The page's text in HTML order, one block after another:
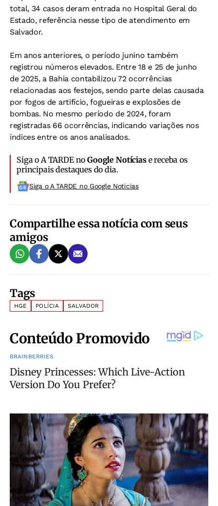
total, 34 casos deram entrada no Hospital Geral do
Estado, referência nesse tipo de atendimento em
Salvador.
Em anos anteriores, o período junino também
registrou números elevados. Entre 18 e 25 de junho
de 2025, a Bahia contabilizou 72 ocorrências
relacionadas aos festejos, sendo parte delas causada
por fogos de artifício, fogueiras e explosões de
bombas. No mesmo período de 2024, foram
registradas 66 ocorrências, indicando variações nos
índices entre os anos analisados.
Siga o A TARDE noGoogle Notíciase receba os
principais destaques do dia.
Siga o A TARDE no Google Noticias
Compartilhe essa notícia com seus
amigos
Tags
HGE POLÍCIA SALVADOR